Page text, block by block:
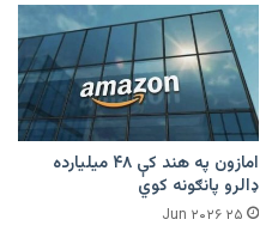
امازون په هند کې ۴۸ میلیارده
ډالرو پانګونه کوي
۲۵ Jun ۲۰۲۶